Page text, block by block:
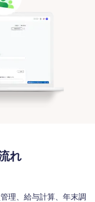
れ
理、給与計算、年末調